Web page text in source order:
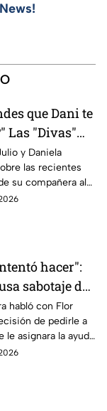
que Dani te
Las "Divas"
el
de
en MasterChef
y Daniela
las recientes
su compañera al
Mundo MasterChef
hacer":
sabotaje de
en la pasada
de
24/7
habló con Flor
de pedirle a
le asignara la ayuda
y no la de Daniela